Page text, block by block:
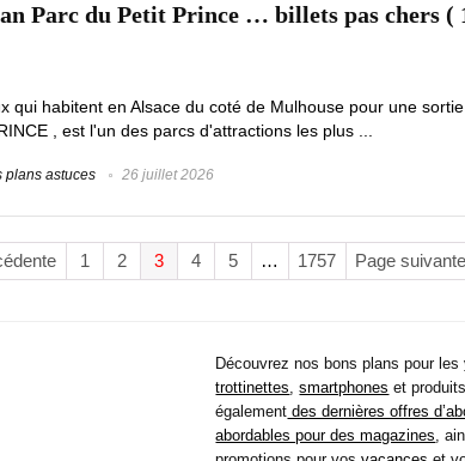
Parc du Petit Prince … billets pas chers (
qui habitent en Alsace du coté de Mulhouse pour une
, est l'un des parcs d'attractions les plus ...
plans astuces 26 juillet 2026
1 2 3 4 5 … 1757 Page
Découvrez nos bons plans pour les
trottinettes ,smartphones et
également des dernières offres
abordables pour des magazines ,